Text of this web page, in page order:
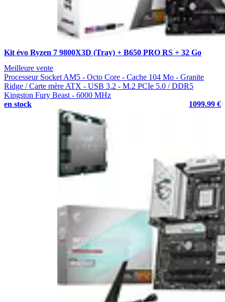
Kit évo Ryzen 7 9800X3D (Tray) + B650 PRO RS + 32 Go
Meilleure vente
Processeur Socket AM5 - Octo Core - Cache 104 Mo - Granite
Ridge / Carte mère ATX - USB 3.2 - M.2 PCIe 5.0 / DDR5
Kingston Fury Beast - 6000 MHz
en stock
1099.99 €